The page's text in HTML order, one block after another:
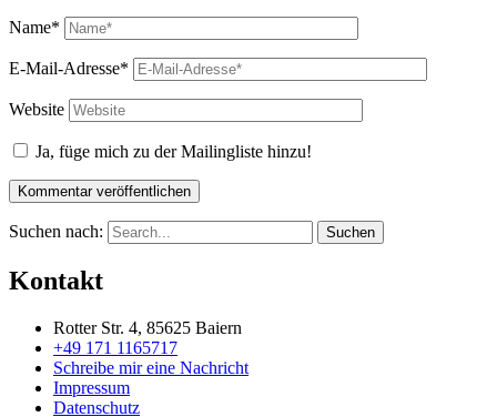
Name*
E-Mail-Adresse*
Website
Ja, füge mich zu der Mailingliste hinzu!
Suchen nach:
Kontakt
Rotter Str. 4, 85625 Baiern
+49 171 1165717
Schreibe mir eine Nachricht
Impressum
Datenschutz